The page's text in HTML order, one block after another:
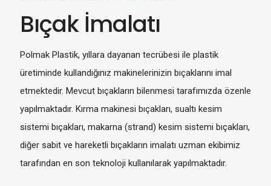
Bıçak İmalatı
Polmak Plastik, yıllara dayanan tecrübesi ile plastik
üretiminde kullandığınız makinelerinizin bıçaklarını imal
etmektedir. Mevcut bıçakların bilenmesi tarafımızda özenle
yapılmaktadır. Kırma makinesi bıçakları, sualtı kesim
sistemi bıçakları, makarna (strand) kesim sistemi bıçakları,
diğer sabit ve hareketli bıçakların imalatı uzman ekibimiz
tarafından en son teknoloji kullanılarak yapılmaktadır.